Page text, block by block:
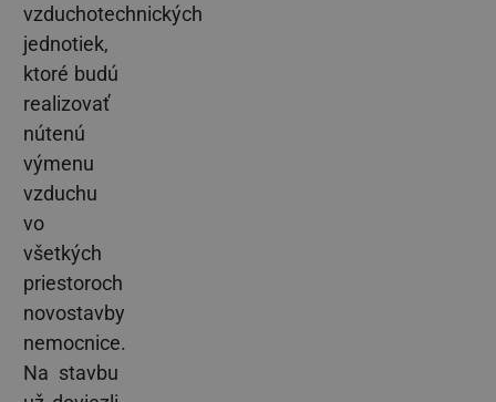
vzduchotechnických
jednotiek,
ktoré budú
realizovať
nútenú
výmenu
vzduchu
vo
všetkých
priestoroch
novostavby
nemocnice.
Na stavbu